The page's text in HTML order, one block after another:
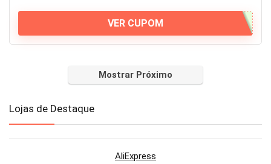
VER CUPOM
Mostrar Próximo
Lojas de Destaque
AliExpress